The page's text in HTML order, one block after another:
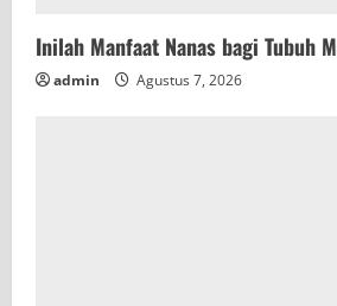
Inilah Manfaat Nanas bagi Tubuh
admin Agustus 7, 2026